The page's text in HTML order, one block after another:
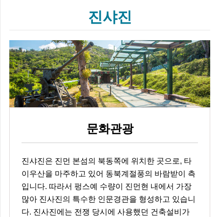
진샤진
문화관광
진샤진은 진먼 본섬의 북동쪽에 위치한 곳으로, 타
이우산을 마주하고 있어 동북계절풍의 바람받이 측
입니다. 따라서 펑스예 수량이 진먼현 내에서 가장
많아 진사진의 특수한 인문경관을 형성하고 있습니
다. 진사진에는 전쟁 당시에 사용했던 건축설비가